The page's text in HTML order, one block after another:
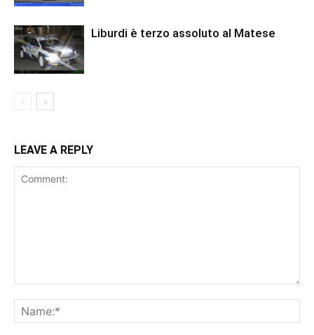
Liburdi è terzo assoluto al Matese
LEAVE A REPLY